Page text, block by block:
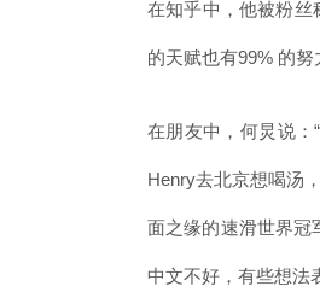
在知乎中，他被粉丝
的天赋也有99% 的努
在朋友中，何炅说：
Henry去北京想喝汤
面之缘的速滑世界冠
中文不好，有些想法